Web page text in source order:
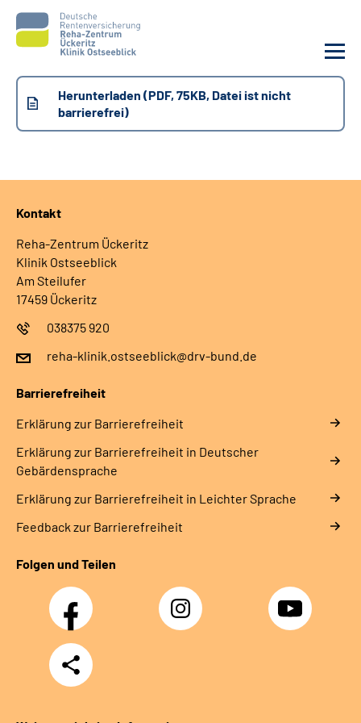
Unsere Klinik
Karriere
Sozialdienste & Zuweisende
Suche
Gebärdensprache
Herunterladen (PDF, 75KB, Datei ist nicht
barrierefrei)
Kontakt
Reha-Zentrum Ückeritz
Klinik Ostseeblick
Am Steilufer
17459 Ückeritz
038375 920
reha-klinik.ostseeblick@drv-bund.de
Barrierefreiheit
Erklärung zur Barrierefreiheit
Erklärung zur Barrierefreiheit in Deutscher
Gebärdensprache
Erklärung zur Barrierefreiheit in Leichter Sprache
Feedback zur Barrierefreiheit
Folgen und Teilen
Facebook Instagram YouTube
Teilen